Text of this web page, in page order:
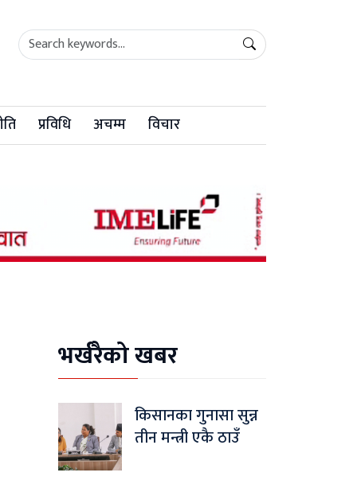
प्रविधि अचम्म विचार
भर्खरैको खबर
किसानका गुनासा सुन्न
तीन मन्त्री एकै ठाउँ